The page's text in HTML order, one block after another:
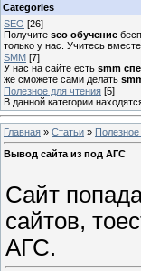
Categories
SEO [26]
Получите seo обучение
только у нас. Учитесь
SMM [7]
У нас на сайте есть smm
же сможете сами делать
Полезное для чтения [5]
В данной категории
Главная » Статьи »
Вывод сайта из под АГС
Сайт
сайтов,
АГС.